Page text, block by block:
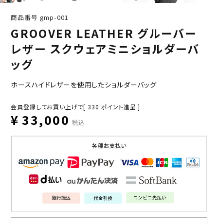
商品番号 gmp-001
GROOVER LEATHER グルーバー
レザー スクウェアミニショルダーバ
ッグ
ホースハイドレザーを使用したショルダーバッグ
会員登録してお買い上げで[ 330 ポイント進呈 ]
¥ 33,000 税込